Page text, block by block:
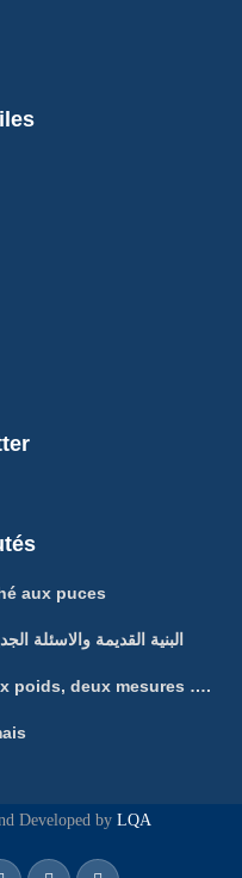
aux puces
البنية القديمة والاسئلة
poids, deux mesures ….
Developed by LQA